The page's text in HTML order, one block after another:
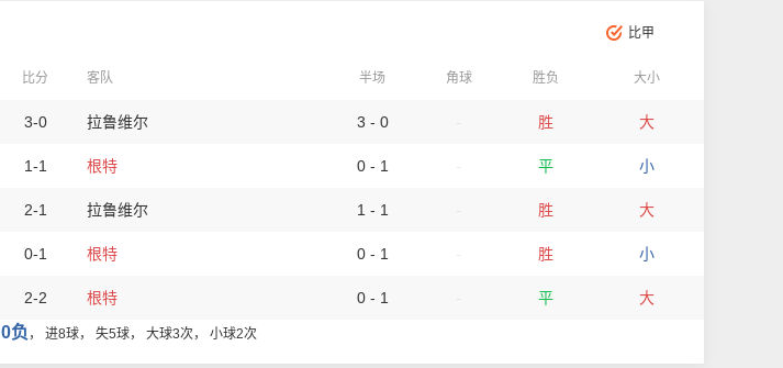
比甲
比分 客队 半场 角球 胜负 大小
3-0 拉鲁维尔 3 - 0 胜 大
1-1 根特 0 - 1 平 小
2-1 拉鲁维尔 1 - 1 胜 大
0-1 根特 0 - 1 胜 小
2-2 根特 0 - 1 平 大
0负 ， 进8球， 失5球， 大球3次， 小球2次